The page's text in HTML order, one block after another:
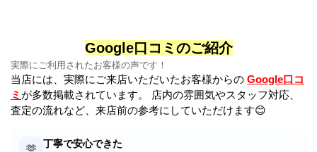
Google口コミのご紹介
実際にご利用されたお客様の声です！
当店には、実際にご来店いただいたお客様からの Google口コ
ミ が多数掲載されています。 店内の雰囲気やスタッフ対応、
査定の流れなど、来店前の参考にしていただけます😊
🫶 丁寧で安心できた